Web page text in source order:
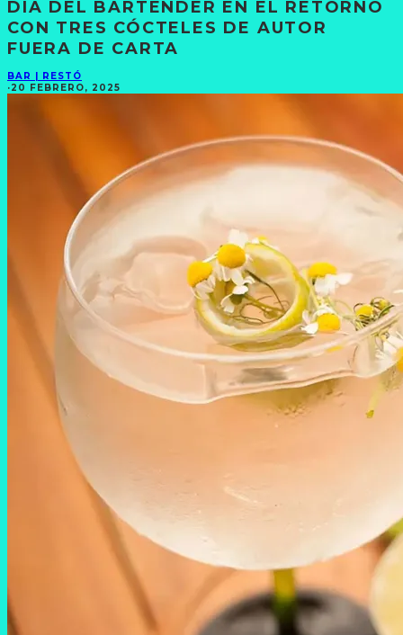
DÍA DEL BARTENDER EN EL RETORNO
CON TRES CÓCTELES DE AUTOR
FUERA DE CARTA
BAR | RESTÓ
·20 FEBRERO, 2025